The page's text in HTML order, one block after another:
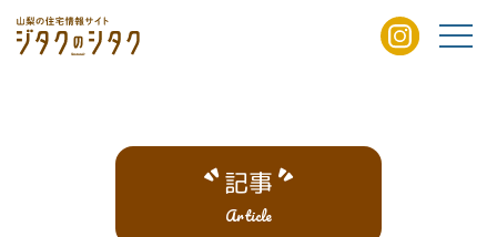
記事
Article